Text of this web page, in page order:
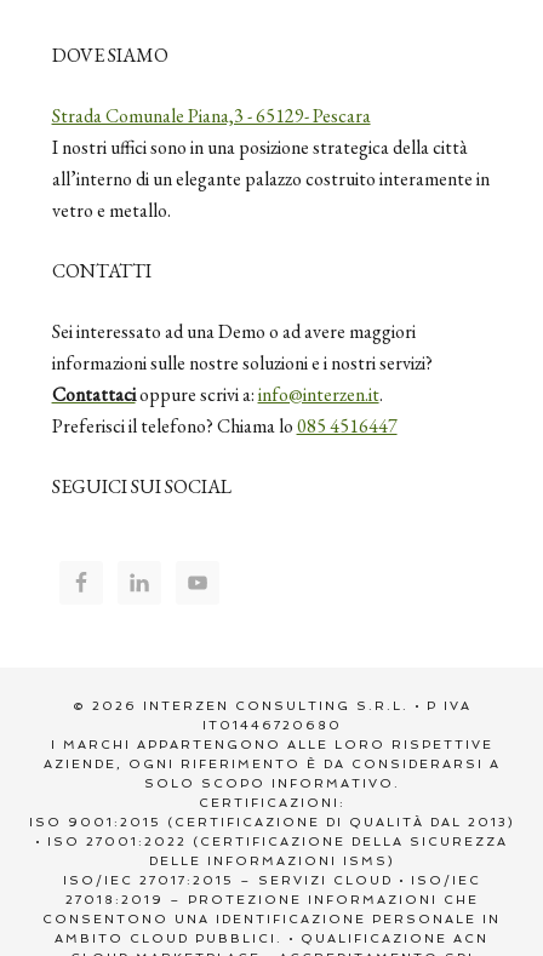
DOVE SIAMO
Strada Comunale Piana,3 - 65129- Pescara
I nostri uffici sono in una posizione strategica della città
all’interno di un elegante palazzo costruito interamente in
vetro e metallo.
CONTATTI
Sei interessato ad una Demo o ad avere maggiori
informazioni sulle nostre soluzioni e i nostri servizi?
Contattacioppure scrivi a:info@interzen.it.
Preferisci il telefono? Chiama lo085 4516447
SEGUICI SUI SOCIAL
© 2026 INTERZEN CONSULTING S.R.L. • P IVA
IT01446720680
I MARCHI APPARTENGONO ALLE LORO RISPETTIVE
AZIENDE, OGNI RIFERIMENTO È DA CONSIDERARSI A
SOLO SCOPO INFORMATIVO.
CERTIFICAZIONI:
ISO 9001:2015 (CERTIFICAZIONE DI QUALITÀ DAL 2013)
• ISO 27001:2022 (CERTIFICAZIONE DELLA SICUREZZA
DELLE INFORMAZIONI ISMS)
ISO/IEC 27017:2015 – SERVIZI CLOUD • ISO/IEC
27018:2019 – PROTEZIONE INFORMAZIONI CHE
CONSENTONO UNA IDENTIFICAZIONE PERSONALE IN
AMBITO CLOUD PUBBLICI. • QUALIFICAZIONE ACN